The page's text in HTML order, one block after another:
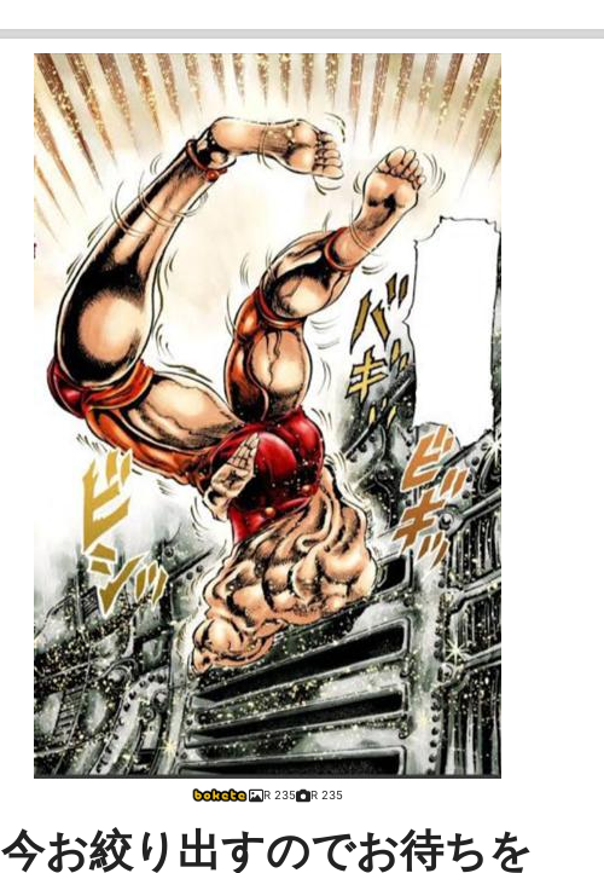
R 235 R 235
今お絞り出すのでお待ちを